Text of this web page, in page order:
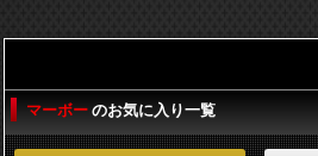
マーボー のお気に入り一覧